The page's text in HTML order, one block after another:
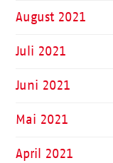
August 2021
Juli 2021
Juni 2021
Mai 2021
April 2021